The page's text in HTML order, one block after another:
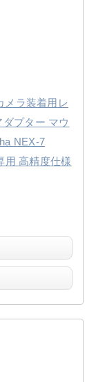
メラ装着用レ
プター マウ
NEX-7
用 高精度仕様